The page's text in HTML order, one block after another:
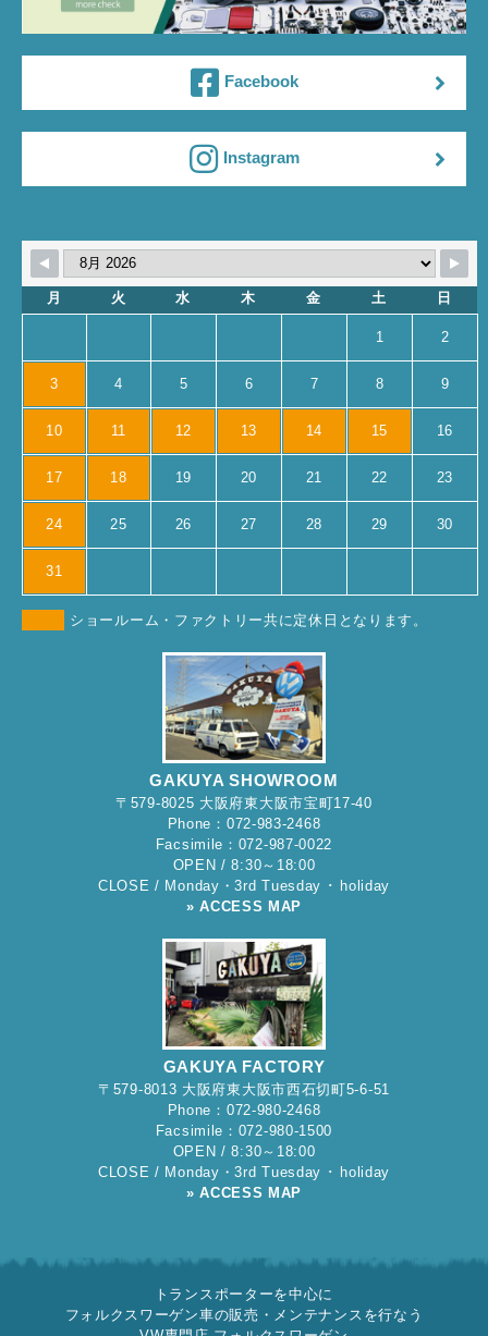
Facebook
Instagram
月 火 水 木 金 土 日
1 2
3 4 5 6 7 8 9
10 11 12 13 14 15 16
17 18 19 20 21 22 23
24 25 26 27 28 29 30
31
ショールーム・ファクトリー共に定休日となります。
GAKUYA SHOWROOM
〒579-8025 大阪府東大阪市宝町17-40
Phone：072-983-2468
Facsimile：072-987-0022
OPEN / 8:30～18:00
CLOSE / Monday・3rd Tuesday ･ holiday
» ACCESS MAP
GAKUYA FACTORY
〒579-8013 大阪府東大阪市西石切町5-6-51
Phone：072-980-2468
Facsimile：072-980-1500
OPEN / 8:30～18:00
CLOSE / Monday・3rd Tuesday ･ holiday
» ACCESS MAP
トランスポーターを中心に
フォルクスワーゲン車の販売・メンテナンスを行なう